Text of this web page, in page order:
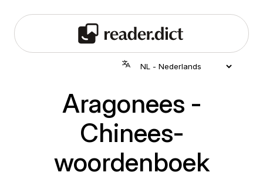
Aragonees -
Chinees-
woordenboek